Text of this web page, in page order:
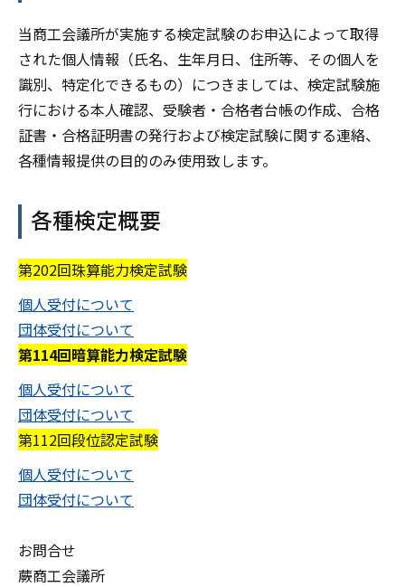
当商工会議所が実施する検定試験のお申込によって取得
された個人情報（氏名、生年月日、住所等、その個人を
識別、特定化できるもの）につきましては、検定試験施
行における本人確認、受験者・合格者台帳の作成、合格
証書・合格証明書の発行および検定試験に関する連絡、
各種情報提供の目的のみ使用致します。
各種検定概要
第202回珠算能力検定試験
個人受付について
団体受付について
第114回暗算能力検定試験
個人受付について
団体受付について
第112回段位認定試験
個人受付について
団体受付について
お問合せ
蕨商工会議所